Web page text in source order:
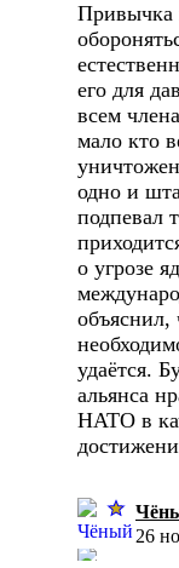
Привычка
его для
всем
мало кто
одно и
подпевал
о угрозе
объяснил,
удаётся.
альянса
НАТО в
26